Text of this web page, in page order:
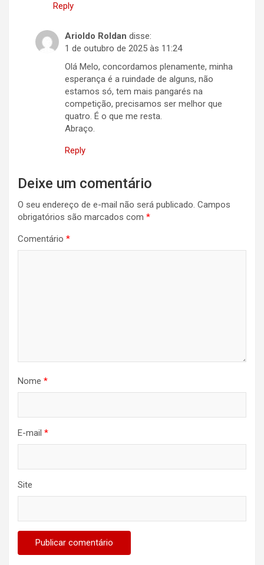
Reply
Arioldo Roldan disse:
1 de outubro de 2025 às 11:24
Olá Melo, concordamos plenamente, minha
esperança é a ruindade de alguns, não
estamos só, tem mais pangarés na
competição, precisamos ser melhor que
quatro. É o que me resta.
Abraço.
Reply
Deixe um comentário
O seu endereço de e-mail não será publicado. Campos
obrigatórios são marcados com *
Comentário *
Nome *
E-mail *
Site